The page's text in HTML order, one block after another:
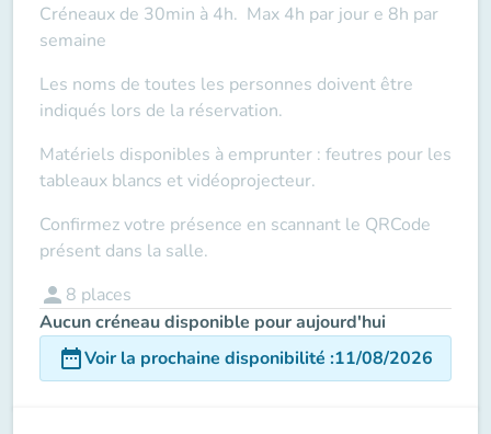
Créneaux de 30min à 4h. Max 4h par jour e 8h par
semaine
Les noms de toutes les personnes doivent être
indiqués lors de la réservation.
Matériels disponibles à emprunter : feutres pour les
tableaux blancs et vidéoprojecteur.
Confirmez votre présence en scannant le QRCode
présent dans la salle.
person 8 places
Aucun créneau disponible pour aujourd'hui
date_rangeVoir la prochaine disponibilité :11/08/2026